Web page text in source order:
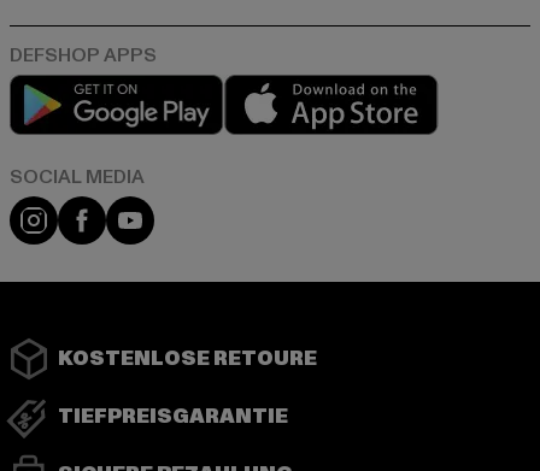
Play market
Instagram
FacebookYouTube
KOSTENLOSE RETOURE
TIEFPREISGARANTIE